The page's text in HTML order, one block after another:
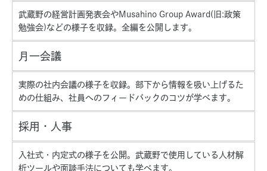
武蔵野の経営計画発表会やMusahino Group Award(旧:政策
勉強会)などの様子を収録。全編を公開します。
月一会議
実際の社内会議の様子を収録。部下から情報を吸い上げるた
めの仕組み、社員へのフィードバックのコツが学べます。
採用・人事
入社式・内定式の様子を公開。武蔵野で使用している人材解
析ツールや面談手法についても学べます。